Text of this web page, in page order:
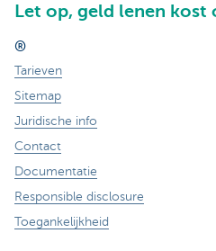
Let op, geld lenen kost
®
Tarieven
Sitemap
Juridische info
Contact
Documentatie
Responsible disclosure
Toegankelijkheid